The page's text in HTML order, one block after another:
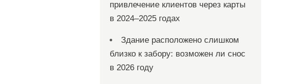
привлечение клиентов через карты
в 2024–2025 годах
Здание расположено слишком
близко к забору: возможен ли снос
в 2026 году